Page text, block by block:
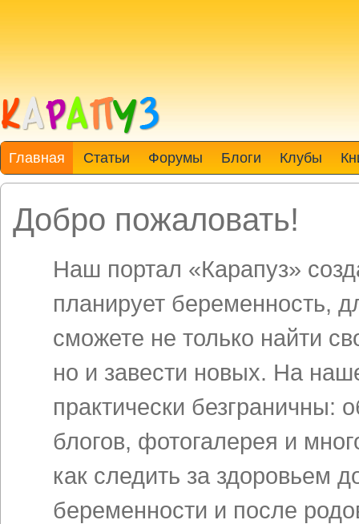
Главная Статьи Форумы Блоги Клубы
Добро пожаловать!
Наш портал «Карапуз»
планирует беременность,
сможете не только найти
но и завести новых. На
практически
блогов, фотогалерея и
как следить за здоровьем
беременности и после